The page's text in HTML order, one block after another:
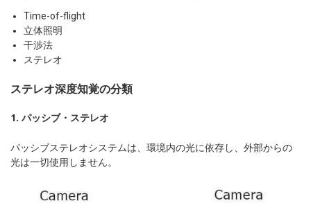
Time-of-flight
立体照明
干渉法
ステレオ
ステレオ深度知覚の分類
1. パッシブ・ステレオ
パッシブステレオシステムは、環境内の光に依存し、外部からの
光は一切使用しません。